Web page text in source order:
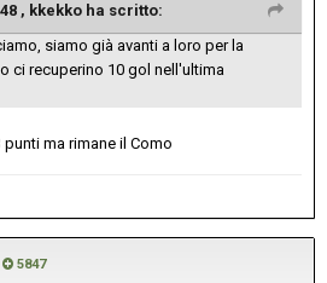
, kkekko ha scritto:
siamo già avanti a loro per la
ci recuperino 10 gol nell'ultima
ma rimane il Como
5847